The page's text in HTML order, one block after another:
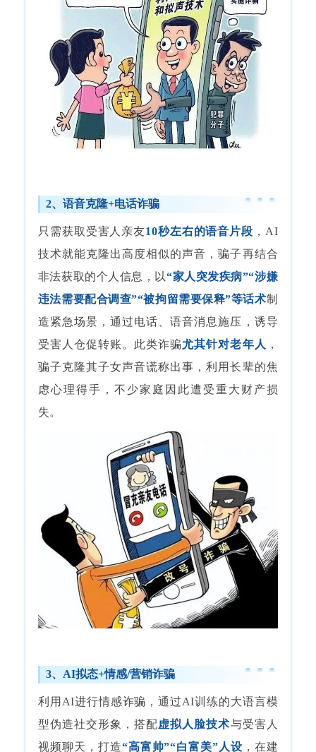
2、语音克隆+电话诈骗
只需获取受害人亲友10秒左右的语音片段 ，AI
技术就能克隆出高度相似的声音，骗子再结合
非法获取的个人信息，以“家人突发疾病”“涉嫌
违法需要配合调查”“被拘留需要保释”等话术制
造紧急场景，通过电话、语音消息施压，诱导
受害人仓促转账。此类诈骗尤其针对老年人 ，
骗子克隆其子女声音谎称出事，利用长辈的焦
虑心理得手，不少家庭因此遭受重大财产损
失。
3、AI拟态+情感/营销诈骗
利用AI进行情感诈骗，通过AI训练的大语言模
型伪造社交形象，搭配虚拟人脸技术与受害人
视频聊天，打造“高富帅”“白富美”人设 ，在建